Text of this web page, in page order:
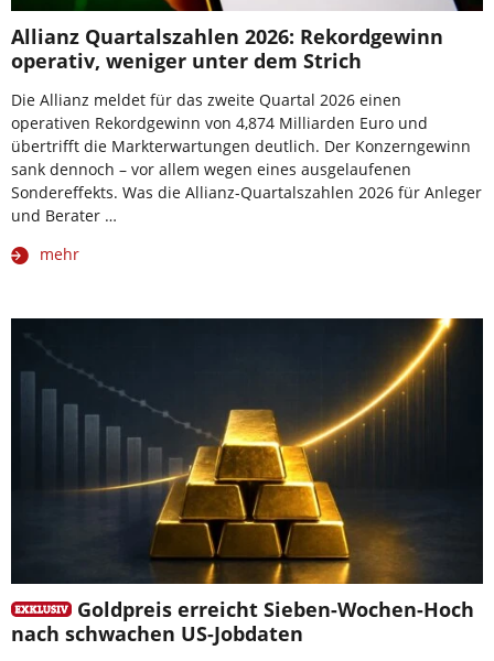
Allianz Quartalszahlen 2026: Rekordgewinn
operativ, weniger unter dem Strich
Die Allianz meldet für das zweite Quartal 2026 einen
operativen Rekordgewinn von 4,874 Milliarden Euro und
übertrifft die Markterwartungen deutlich. Der Konzerngewinn
sank dennoch – vor allem wegen eines ausgelaufenen
Sondereffekts. Was die Allianz-Quartalszahlen 2026 für Anleger
und Berater …
mehr
Goldpreis erreicht Sieben-Wochen-Hoch
nach schwachen US-Jobdaten